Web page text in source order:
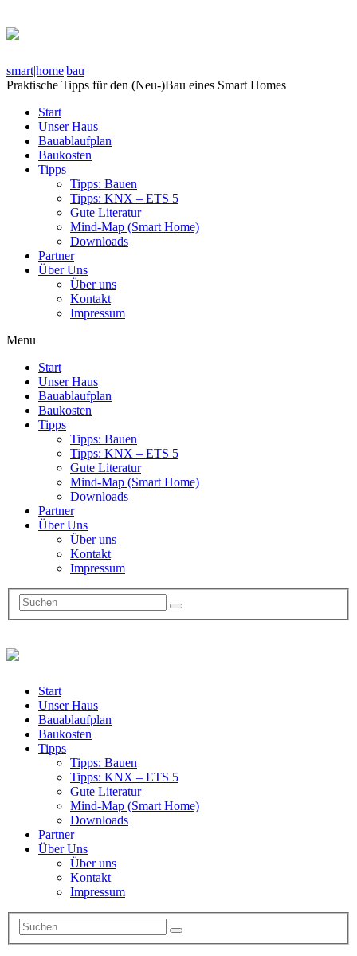
smart|home|bau
Praktische Tipps für den (Neu-)Bau eines Smart Homes
Start
Unser Haus
Bauablaufplan
Baukosten
Tipps
Tipps: Bauen
Tipps: KNX – ETS 5
Gute Literatur
Mind-Map (Smart Home)
Downloads
Partner
Über Uns
Über uns
Kontakt
Impressum
Menu
Start
Unser Haus
Bauablaufplan
Baukosten
Tipps
Tipps: Bauen
Tipps: KNX – ETS 5
Gute Literatur
Mind-Map (Smart Home)
Downloads
Partner
Über Uns
Über uns
Kontakt
Impressum
Start
Unser Haus
Bauablaufplan
Baukosten
Tipps
Tipps: Bauen
Tipps: KNX – ETS 5
Gute Literatur
Mind-Map (Smart Home)
Downloads
Partner
Über Uns
Über uns
Kontakt
Impressum